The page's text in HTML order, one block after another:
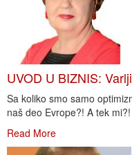
UVOD U BIZNIS:
Sa koliko smo samo
naš deo Evrope?! A tek
Read More